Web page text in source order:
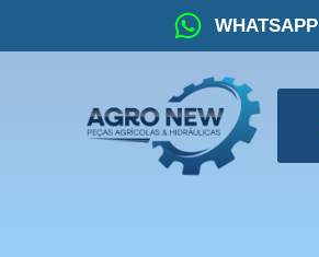
WHATSAPP